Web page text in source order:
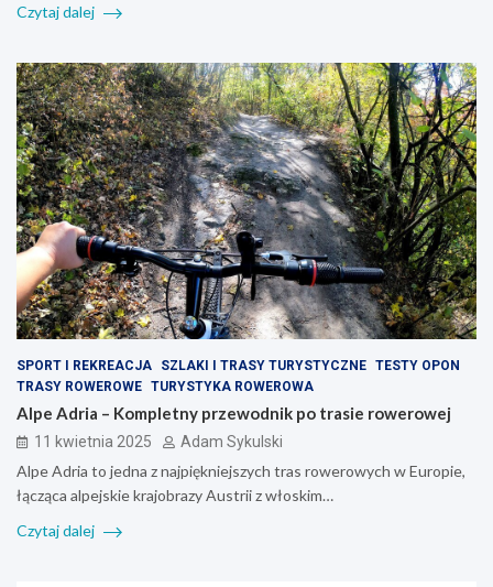
Czytaj dalej
SPORT I REKREACJA SZLAKI I TRASY TURYSTYCZNE TESTY OPON
TRASY ROWEROWE TURYSTYKA ROWEROWA
Alpe Adria – Kompletny przewodnik po trasie rowerowej
11 kwietnia 2025 Adam Sykulski
Alpe Adria to jedna z najpiękniejszych tras rowerowych w Europie,
łącząca alpejskie krajobrazy Austrii z włoskim…
Czytaj dalej